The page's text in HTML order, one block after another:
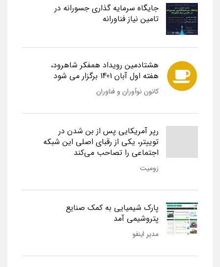
جایگاه سرمایه گذاری جسورانه در
تامین نیاز فناورانه
هشتادمین رویداد همفکر شاهرود،
هفته اول آبان 1401 برگزار می شود
کانون نوآوران و فناوران
رپر آمریکایی پس از بن شدن در
توییتر، یکی از رقبای اصلی این شبکه
اجتماعی را تصاحب می‌کند
زومیت
پارک شیمیایی به کمک صنایع
پتروشیمی آمد
مدیر اینفو